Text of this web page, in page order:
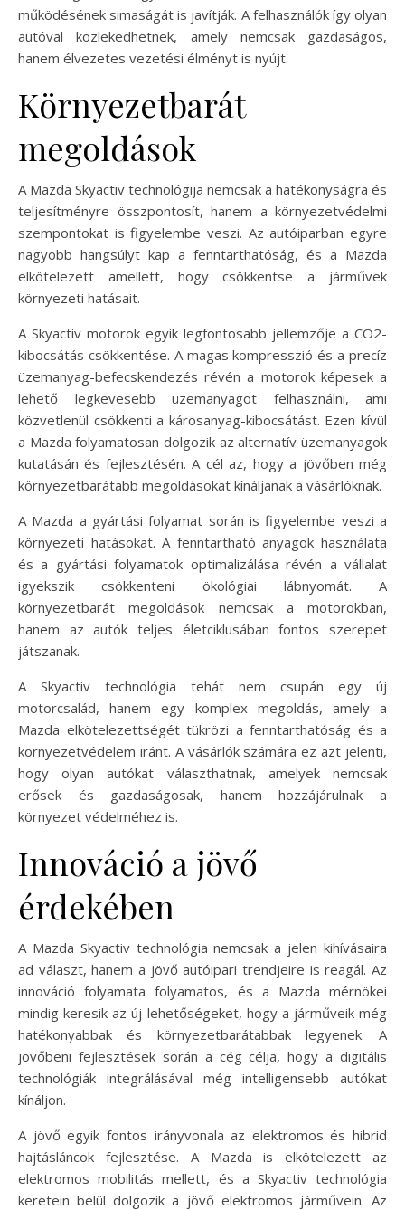
működésének simaságát is javítják. A felhasználók így olyan
autóval közlekedhetnek, amely nemcsak gazdaságos,
hanem élvezetes vezetési élményt is nyújt.
Környezetbarát
megoldások
A Mazda Skyactiv technológija nemcsak a hatékonyságra és
teljesítményre összpontosít, hanem a környezetvédelmi
szempontokat is figyelembe veszi. Az autóiparban egyre
nagyobb hangsúlyt kap a fenntarthatóság, és a Mazda
elkötelezett amellett, hogy csökkentse a járművek
környezeti hatásait.
A Skyactiv motorok egyik legfontosabb jellemzője a CO2-
kibocsátás csökkentése. A magas kompresszió és a precíz
üzemanyag-befecskendezés révén a motorok képesek a
lehető legkevesebb üzemanyagot felhasználni, ami
közvetlenül csökkenti a károsanyag-kibocsátást. Ezen kívül
a Mazda folyamatosan dolgozik az alternatív üzemanyagok
kutatásán és fejlesztésén. A cél az, hogy a jövőben még
környezetbarátabb megoldásokat kínáljanak a vásárlóknak.
A Mazda a gyártási folyamat során is figyelembe veszi a
környezeti hatásokat. A fenntartható anyagok használata
és a gyártási folyamatok optimalizálása révén a vállalat
igyekszik csökkenteni ökológiai lábnyomát. A
környezetbarát megoldások nemcsak a motorokban,
hanem az autók teljes életciklusában fontos szerepet
játszanak.
A Skyactiv technológia tehát nem csupán egy új
motorcsalád, hanem egy komplex megoldás, amely a
Mazda elkötelezettségét tükrözi a fenntarthatóság és a
környezetvédelem iránt. A vásárlók számára ez azt jelenti,
hogy olyan autókat választhatnak, amelyek nemcsak
erősek és gazdaságosak, hanem hozzájárulnak a
környezet védelméhez is.
Innováció a jövő
érdekében
A Mazda Skyactiv technológia nemcsak a jelen kihívásaira
ad választ, hanem a jövő autóipari trendjeire is reagál. Az
innováció folyamata folyamatos, és a Mazda mérnökei
mindig keresik az új lehetőségeket, hogy a járműveik még
hatékonyabbak és környezetbarátabbak legyenek. A
jövőbeni fejlesztések során a cég célja, hogy a digitális
technológiák integrálásával még intelligensebb autókat
kínáljon.
A jövő egyik fontos irányvonala az elektromos és hibrid
hajtásláncok fejlesztése. A Mazda is elkötelezett az
elektromos mobilitás mellett, és a Skyactiv technológia
keretein belül dolgozik a jövő elektromos járművein. Az